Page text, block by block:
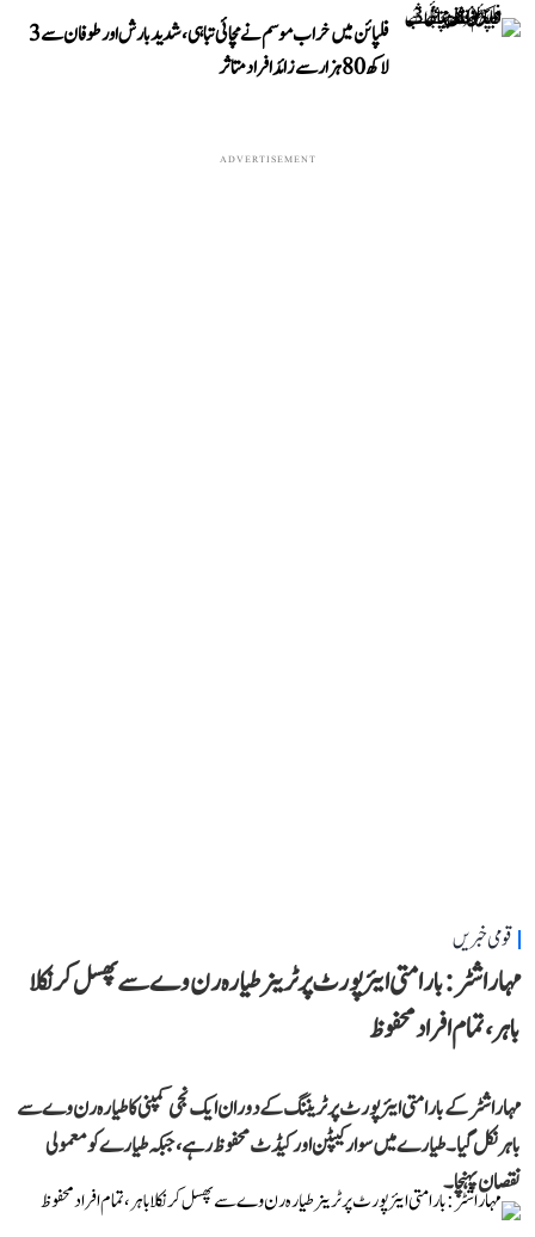
فلپائن میں خراب موسم نے مچائی تباہی، شدید بارش اور طوفان سے 3
لاکھ 80 ہزار سے زائد افراد متاثر
ADVERTISEMENT
قومی خبریں
مہاراشٹر: بارامتی ایئرپورٹ پر ٹرینر طیارہ رن وے سے پھسل کر نکلا
باہر، تمام افراد محفوظ
مہاراشٹر کے بارامتی ایئرپورٹ پر ٹریننگ کے دوران ایک نجی کمپنی کا طیارہ رن وے سے
باہر نکل گیا۔ طیارے میں سوار کیپٹن اور کیڈٹ محفوظ رہے، جبکہ طیارے کو معمولی
نقصان پہنچا۔